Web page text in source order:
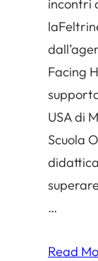
incontri
Facing
USA di
Scuola
…
Read